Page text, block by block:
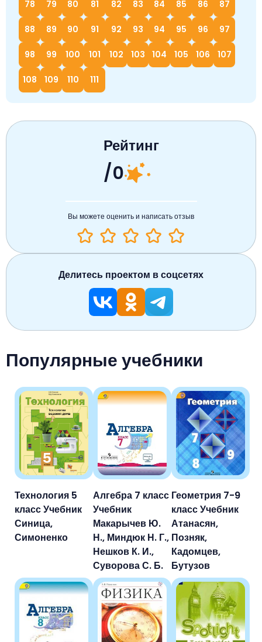
78 79 80 81 82 83 84 85 86 87
88 89 90 91 92 93 94 95 96 97
98 99 100 101 102 103 104 105 106 107
108 109 110 111
Популярные учебники
Технология 5
класс Учебник
Синица,
Симоненко
Алгебра 7 класс
Учебник
Макарычев Ю.
Н., Миндюк Н. Г.,
Нешков К. И.,
Суворова С. Б.
Геометрия 7-9
класс Учебник
Атанасян,
Позняк,
Кадомцев,
Бутузов
Рейтинг
/0
Вы можете оценить и написать отзыв
Делитесь проектом в соцсетях